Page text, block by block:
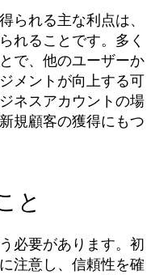
られる主な利点は、
れることです。多く
で、他のユーザーか
メントが向上する可
ネスアカウントの場
規顧客の獲得にもつ
と
必要があります。初
注意し、信頼性を確